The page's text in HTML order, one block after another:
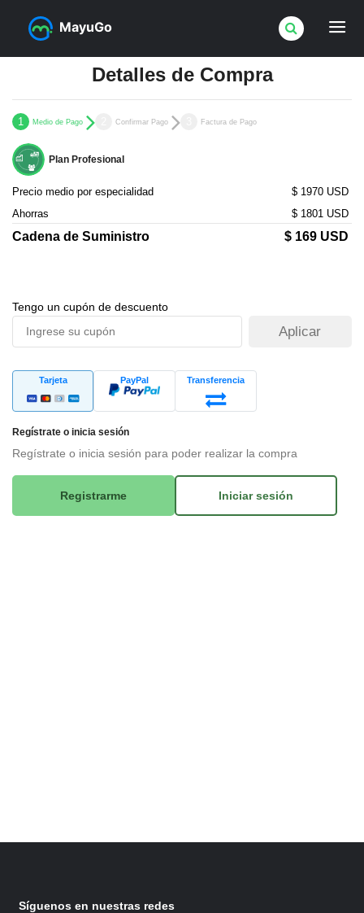
MayuGo
Detalles de Compra
1 Medio de Pago Confirmar Pago Factura de Pago
Plan Profesional
Precio medio por especialidad
$ 1970 USD
Ahorras
$ 1801 USD
Cadena de Suministro $ 169 USD
Tengo un cupón de descuento
Aplicar
Tarjeta PayPal Transferencia
Regístrate o inicia sesión
Regístrate o inicia sesión para poder realizar la compra
Registrarme Iniciar sesión
Síguenos en nuestras redes